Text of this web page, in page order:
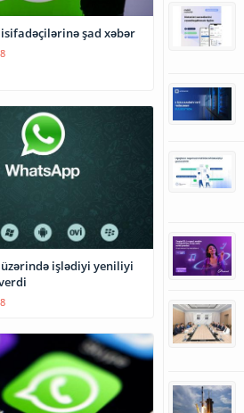
şad xəbər
işlədiyi yeniliyi